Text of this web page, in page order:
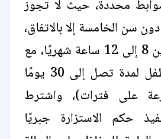
محددة، حيث لا تجوز
سن الخامسة إلا بالاتفاق،
وتتراوح مدتها بين 8 إلى 12 ساعة شهريًا، مع
إمكانية مبيت الطفل لمدة تصل إلى 30 يومًا
على فترات)، واشترط
حكم الاستزارة جبريًا